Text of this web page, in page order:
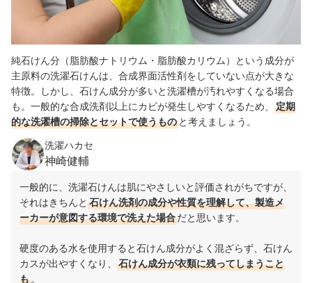
純石けん分（脂肪酸ナトリウム・脂肪酸カリウム）という成分が
主原料の洗濯石けんは、合成界面活性剤をしていない点が大きな
特徴。
しかし、石けん成分が多いと洗濯槽が汚れやすくなる場合
も。一般的な合成洗剤以上にカビが発生しやすくなるため、
定期
的な洗濯槽の掃除とセットで使うもの と考えましょう。
洗濯ハカセ
神崎健輔
一般的に、洗濯石けんは肌にやさしいと評価されがちですが、
それはきちんと 石けん洗剤の成分や性質を理解して、製造メ
ーカーが意図する環境で洗えた場合だと思います。
硬度のある水を使用すると石けん成分がよく混ざらず、石けん
カスが出やすくなり、
石けん成分が衣類に残ってしまうこと
も 。